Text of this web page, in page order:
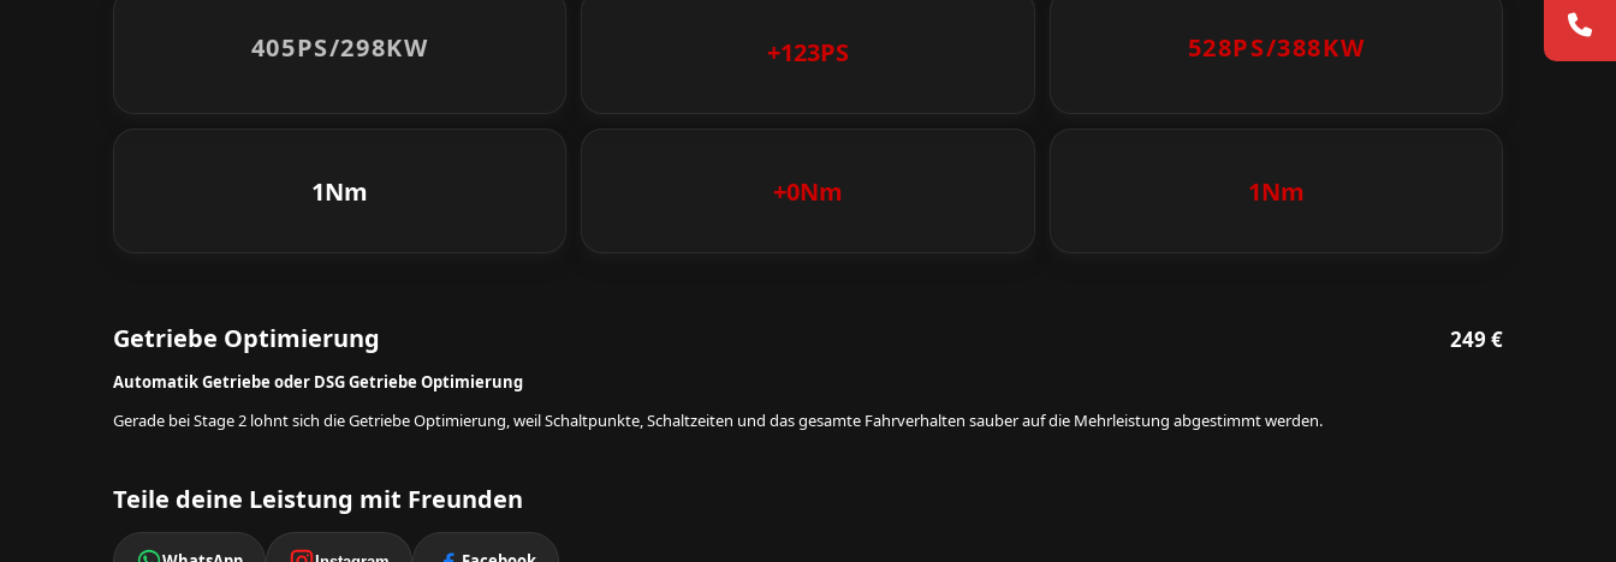
405PS/298KW +123PS 528PS/388KW
1Nm +0Nm 1Nm
Getriebe Optimierung 249 €
Automatik Getriebe oder DSG Getriebe Optimierung
Gerade bei Stage 2 lohnt sich die Getriebe Optimierung, weil Schaltpunkte, Schaltzeiten und das gesamte Fahrverhalten sauber auf die Mehrleistung abgestimmt werden.
Teile deine Leistung mit Freunden